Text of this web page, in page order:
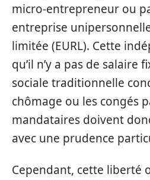
micro-entrepreneur ou
entreprise
limitée (EURL). Cette
qu’il n’y a pas de salaire
sociale traditionnelle
chômage ou les congés
mandataires doivent
avec une prudence
Cependant, cette liberté